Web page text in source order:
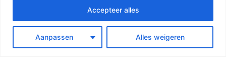
Aanpassen Alles weigeren
Accepteer alles